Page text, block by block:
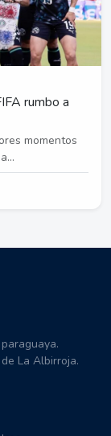
rumbo a
momentos
La Albirroja.